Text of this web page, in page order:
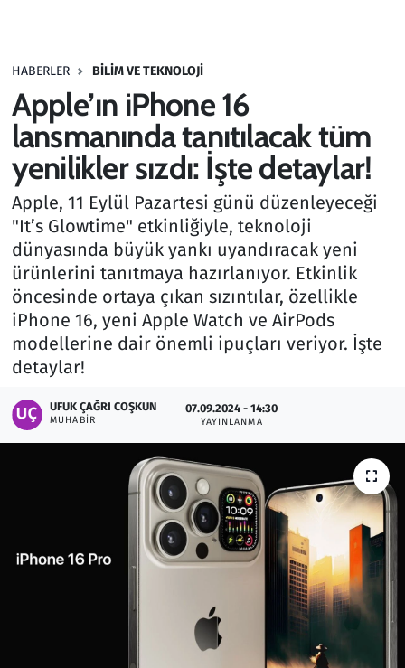
HABERLER BILIM VE TEKNOLOJI
Apple’ın iPhone 16
lansmanında tanıtılacak tüm
yenilikler sızdı: İşte detaylar!
Apple, 11 Eylül Pazartesi günü düzenleyeceği
"It’s Glowtime" etkinliğiyle, teknoloji
dünyasında büyük yankı uyandıracak yeni
ürünlerini tanıtmaya hazırlanıyor. Etkinlik
öncesinde ortaya çıkan sızıntılar, özellikle
iPhone 16, yeni Apple Watch ve AirPods
modellerine dair önemli ipuçları veriyor. İşte
detaylar!
UFUK ÇAĞRI COŞKUN
MUHABIR
07.09.2024 - 14:30
YAYINLANMA
Haber
Kültür Sanat
Kurumsal Haberler
Lezzet Durağı
Memur ve Kamu
Otomobil
Oyun
Ramazan
Resmi İlanlar
Rüya Tabirleri